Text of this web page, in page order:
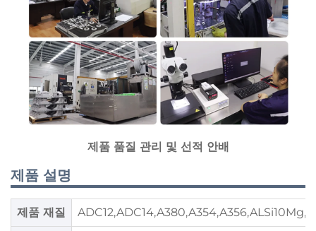
제품 품질 관리 및 선적 안배
제품 설명
제품 재질